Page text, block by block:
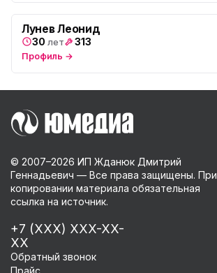
Лунев Леонид
30 лет 313
Профиль →
© 2007–2026 ИП Жданюк Дмитрий
Геннадьевич — Все права защищены. При
копировании материала обязательная
ссылка на источник.
+7 (XXX) XXX-XX-
XX
Обратный звонок
Прайс